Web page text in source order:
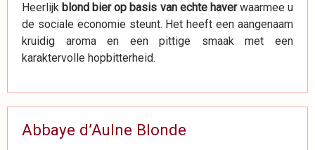
Heerlijk blond bier op basis van echte haverwaarmee u
de sociale economie steunt. Het heeft een aangenaam
kruidig aroma en een pittige smaak met een
karaktervolle hopbitterheid.
Abbaye d’Aulne Blonde